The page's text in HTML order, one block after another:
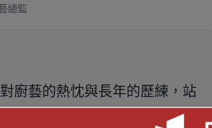
總監
廚藝的熱忱與長年的歷練，站
藝總監。這不是奇蹟，而是一